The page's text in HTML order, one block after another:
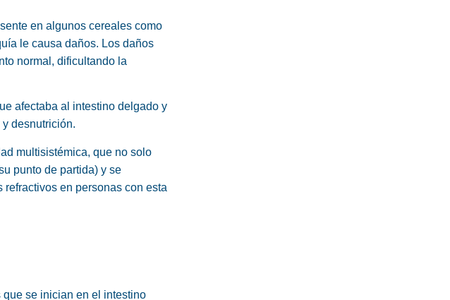
en algunos cereales como
le causa daños. Los daños
normal, dificultando la
afectaba al intestino delgado y
desnutrición.
multisistémica, que no solo
punto de partida) y se
en personas con esta
se inician en el intestino